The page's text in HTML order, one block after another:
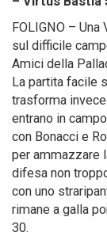
FOLIGNO –
sul difficile
Amici della
La partita facile
trasforma
entrano in
con Bonacci e
per ammazzare
difesa non
con uno
rimane a galla
30.